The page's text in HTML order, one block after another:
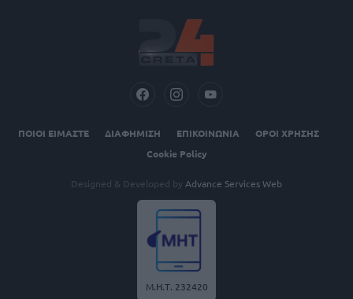
ΠΟΙΟΙ ΕΙΜΑΣΤΕ ΔΙΑΦΗΜΙΣΗ ΕΠΙΚΟΙΝΩΝΙΑ
ΟΡΟΙ ΧΡΗΣΗΣ
Cookie Policy
Designed & Developed by Advance Services Web
Μ.Η.Τ. 232420